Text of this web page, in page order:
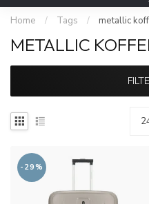
Home / Tags / metallic
METALLIC
-29%